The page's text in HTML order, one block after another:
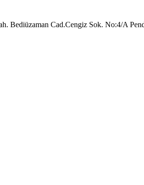
Bediüzaman Cad.Cengiz Sok. No:4/A